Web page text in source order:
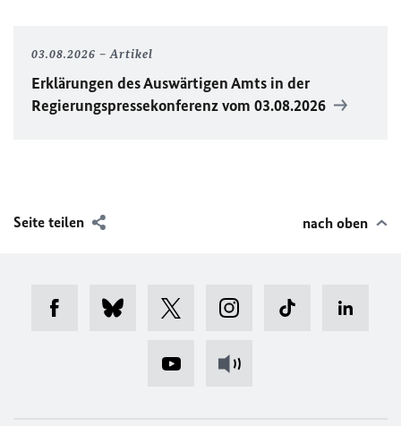
03.08.2026 Artikel
Erklärungen des Auswärtigen Amts in der
Regierungspressekonferenz vom 03.08.2026
Seite teilen nach oben